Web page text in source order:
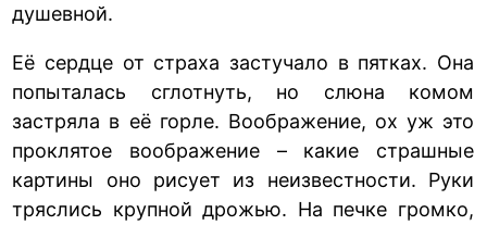
душевной.
Её сердце от страха застучало в пятках. Она
попыталась сглотнуть, но слюна комом
застряла в её горле. Воображение, ох уж это
проклятое воображение – какие страшные
картины оно рисует из неизвестности. Руки
тряслись крупной дрожью. На печке громко,